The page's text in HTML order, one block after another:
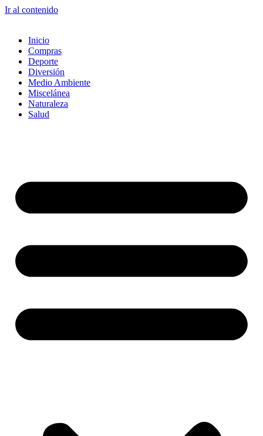
Ir al contenido
Inicio
Compras
Deporte
Diversión
Medio Ambiente
Miscelánea
Naturaleza
Salud